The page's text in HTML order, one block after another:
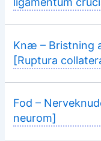
Knæ – Bristning
[Ruptura
Fod –
neurom]